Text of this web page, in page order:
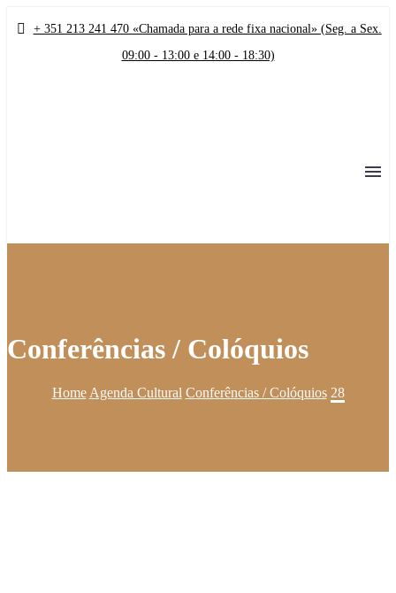
+ 351 213 241 470 «Chamada para a rede fixa nacional» (Seg. a Sex.
09:00 - 13:00 e 14:00 - 18:30)
Conferências / Colóquios
Home Agenda Cultural Conferências / Colóquios 28